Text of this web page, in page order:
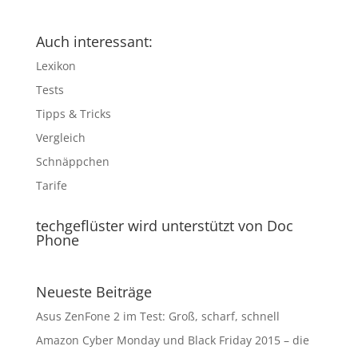
Auch interessant:
Lexikon
Tests
Tipps & Tricks
Vergleich
Schnäppchen
Tarife
techgeflüster wird unterstützt von Doc
Phone
Neueste Beiträge
Asus ZenFone 2 im Test: Groß, scharf, schnell
Amazon Cyber Monday und Black Friday 2015 – die